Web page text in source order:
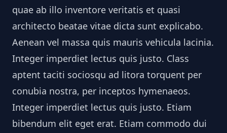
quae ab illo inventore veritatis et quasi
architecto beatae vitae dicta sunt explicabo.
Aenean vel massa quis mauris vehicula lacinia.
Integer imperdiet lectus quis justo. Class
aptent taciti sociosqu ad litora torquent per
conubia nostra, per inceptos hymenaeos.
Integer imperdiet lectus quis justo. Etiam
bibendum elit eget erat. Etiam commodo dui